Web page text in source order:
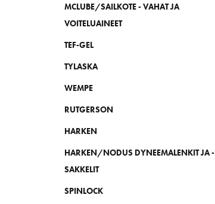
MCLUBE/SAILKOTE - VAHAT JA
VOITELUAINEET
TEF-GEL
TYLASKA
WEMPE
RUTGERSON
HARKEN
HARKEN/NODUS DYNEEMALENKIT JA -
SAKKELIT
SPINLOCK